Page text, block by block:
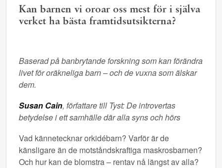
Kan barnen vi oroar oss mest för i själva
verket ha bästa framtidsutsikterna?
Baserad på banbrytande forskning som kan förändra
livet för oräkneliga barn – och de vuxna som älskar
dem.
Susan Cain, författare till Tyst: De introvertas
betydelse i ett samhälle där alla syns och hörs
Vad kännetecknar orkidébarn? Varför är de
känsligare än de motståndskraftiga maskrosbarnen?
Och hur kan de blomstra – rentav nå längst av alla?